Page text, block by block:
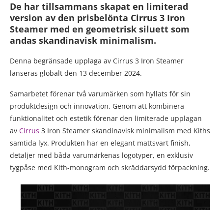
De har tillsammans skapat en limiterad
version av den prisbelönta Cirrus 3 Iron
Steamer med en geometrisk siluett som
andas skandinavisk minimalism.
Denna begränsade upplaga av Cirrus 3 Iron Steamer
lanseras globalt den 13 december 2024.
Samarbetet förenar två varumärken som hyllats för sin
produktdesign och innovation. Genom att kombinera
funktionalitet och estetik förenar den limiterade upplagan
av Cirrus 3 Iron Steamer skandinavisk minimalism med Kiths
samtida lyx. Produkten har en elegant mattsvart finish,
detaljer med båda varumärkenas logotyper, en exklusiv
tygpåse med Kith-monogram och skräddarsydd förpackning.